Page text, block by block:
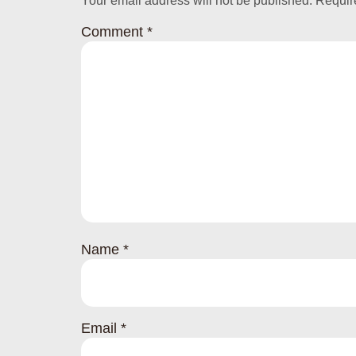
Comment *
Name *
Email *